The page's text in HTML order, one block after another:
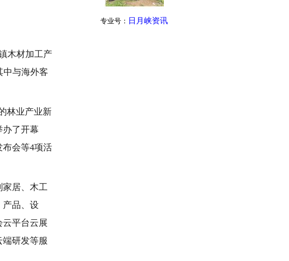
木材加工产
中与海外客
林业产业新
办了开幕
会等4项活
家居、木工
产品、设
平台云展
研发等服
专业号： 日月峡资讯